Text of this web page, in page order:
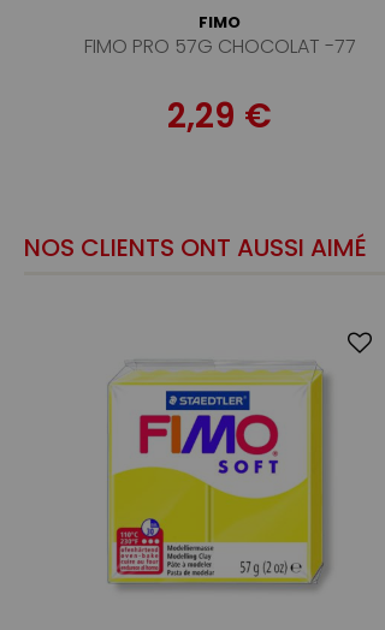
FIMO
FIMO PRO 57G CHOCOLAT -77
2,29 €
NOS CLIENTS ONT AUSSI AIMÉ